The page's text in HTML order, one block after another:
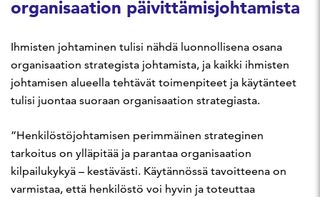
organisaation päivittämisjohtamista
Ihmisten johtaminen tulisi nähdä luonnollisena osana
organisaation strategista johtamista, ja kaikki ihmisten
johtamisen alueella tehtävät toimenpiteet ja käytänteet
tulisi juontaa suoraan organisaation strategiasta.
”Henkilöstöjohtamisen perimmäinen strateginen
tarkoitus on ylläpitää ja parantaa organisaation
kilpailukykyä – kestävästi. Käytännössä tavoitteena on
varmistaa, että henkilöstö voi hyvin ja toteuttaa